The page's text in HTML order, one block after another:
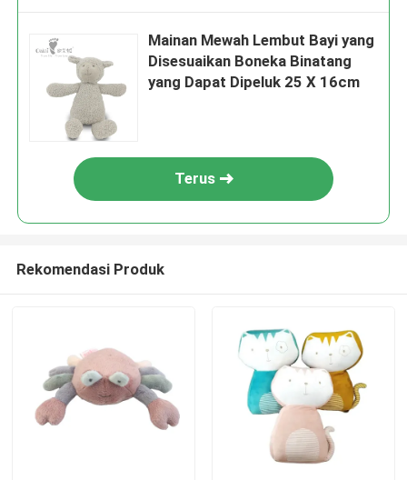
Mainan Mewah Lembut Bayi yang
Disesuaikan Boneka Binatang
yang Dapat Dipeluk 25 X 16cm
Terus
Rekomendasi Produk